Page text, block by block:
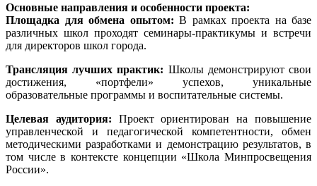
Основные направления и особенности проекта:
Площадка для обмена опытом: В рамках проекта на базе
различных школ проходят семинары-практикумы и встречи
для директоров школ города.
Трансляция лучших практик: Школы демонстрируют свои
достижения, «портфели» успехов, уникальные
образовательные программы и воспитательные системы.
Целевая аудитория: Проект ориентирован на повышение
управленческой и педагогической компетентности, обмен
методическими разработками и демонстрацию результатов, в
том числе в контексте концепции «Школа Минпросвещения
России».